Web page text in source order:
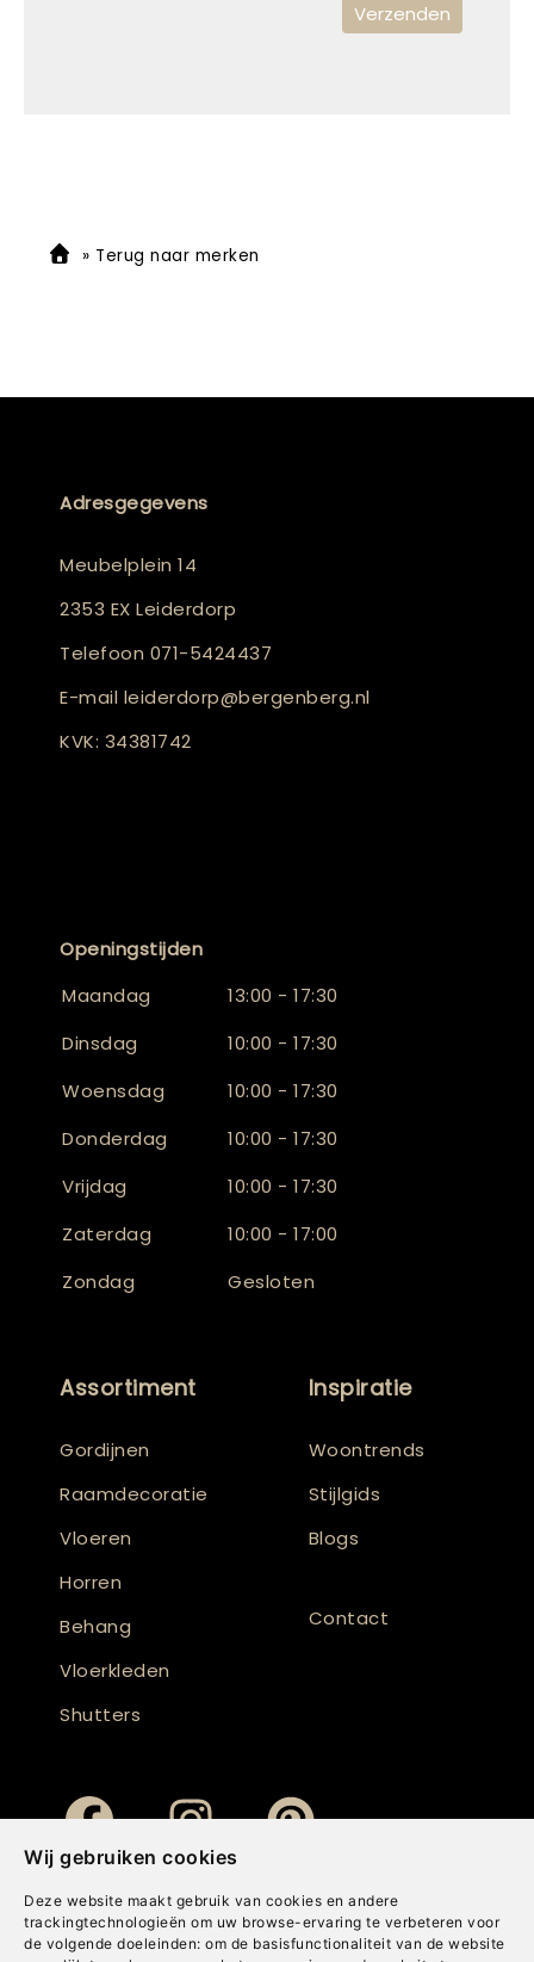
Wij gebruiken cookies
Deze website maakt gebruik van cookies en andere
trackingtechnologieën om uw browse-ervaring te verbeteren voor
de volgende doeleinden: om de basisfunctionaliteit van de website
» Terug naar merken
Adresgegevens
Meubelplein 14
2353 EX Leiderdorp
Telefoon 071-5424437
E-mail leiderdorp@bergenberg.nl
KVK: 34381742
Openingstijden
Maandag
13:00 - 17:30
Dinsdag
10:00 - 17:30
Woensdag
10:00 - 17:30
Donderdag
10:00 - 17:30
Vrijdag
10:00 - 17:30
Zaterdag
10:00 - 17:00
Zondag
Gesloten
Assortiment
Gordijnen
Raamdecoratie
Vloeren
Horren
Behang
Vloerkleden
Shutters
Inspiratie
Woontrends
Stijlgids
Blogs
Contact